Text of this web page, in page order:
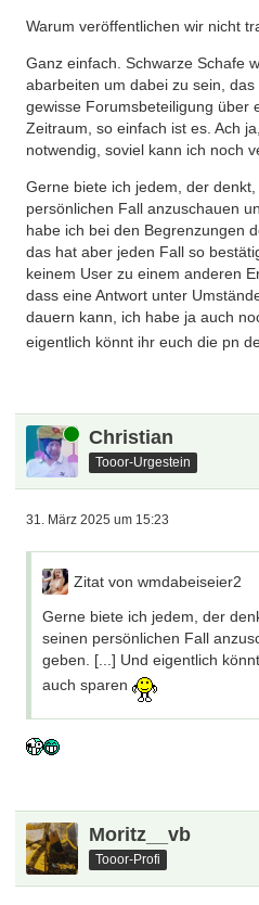
Warum veröffentlichen wir nicht
Ganz einfach. Schwarze Schafe
abarbeiten um dabei zu sein,
gewisse Forumsbeteiligung über
Zeitraum, so einfach ist es. Ach
notwendig, soviel kann ich noch
Gerne biete ich jedem, der
persönlichen Fall anzuschauen
habe ich bei den Begrenzungen
das hat aber jeden Fall so
keinem User zu einem anderen
dass eine Antwort unter
dauern kann, ich habe ja auch
eigentlich könnt ihr euch die pn
Online Christian
Tooor-Urgestein
31. März 2025 um 15:23
Zitat von wmdabeiseier2
Gerne biete ich jedem, der
seinen persönlichen Fall
geben. [...] Und eigentlich
auch sparen
Moritz__vb
Tooor-Profi